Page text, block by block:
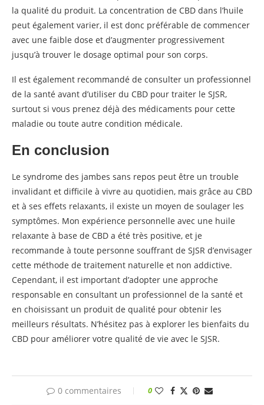
la qualité du produit. La concentration de CBD dans l’huile
peut également varier, il est donc préférable de commencer
avec une faible dose et d’augmenter progressivement
jusqu’à trouver le dosage optimal pour son corps.
Il est également recommandé de consulter un professionnel
de la santé avant d’utiliser du CBD pour traiter le SJSR,
surtout si vous prenez déjà des médicaments pour cette
maladie ou toute autre condition médicale.
En conclusion
Le syndrome des jambes sans repos peut être un trouble
invalidant et difficile à vivre au quotidien, mais grâce au CBD
et à ses effets relaxants, il existe un moyen de soulager les
symptômes. Mon expérience personnelle avec une huile
relaxante à base de CBD a été très positive, et je
recommande à toute personne souffrant de SJSR d’envisager
cette méthode de traitement naturelle et non addictive.
Cependant, il est important d’adopter une approche
responsable en consultant un professionnel de la santé et
en choisissant un produit de qualité pour obtenir les
meilleurs résultats. N’hésitez pas à explorer les bienfaits du
CBD pour améliorer votre qualité de vie avec le SJSR.
0 commentaires 0